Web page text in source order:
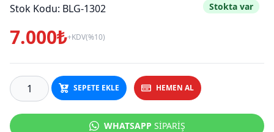
Stok Kodu: BLG-1302 Stokta var
7.000₺+KDV(%10)
SEPETE EKLE HEMEN AL
WHATSAPP SİPARİŞ